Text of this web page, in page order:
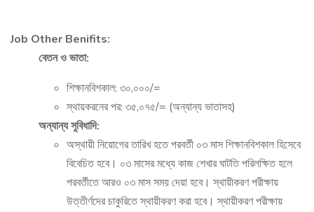
Job Other Benifits:
বেতন ও ভাতা:
শিক্ষানবিশকাল: ৩০,০০০/=
স্থায়করনের পর: ৩৫,০৭৫/= (অন্যান্য ভাতাসহ)
অন্যান্য সুবিধাদি:
অস্থায়ী নিয়োগের তারিখ হতে পরবর্তী ০৩ মাস শিক্ষানবিশকাল হিসেবে
বিবেচিত হবে। ০৩ মাসের মধ্যে কাজ শেখার ঘাটতি পরিলক্ষিত হলে
পরবর্তীতে আরও ০৩ মাস সময় দেয়া হবে। স্থায়ীকরণ পরীক্ষায়
উত্তীর্ণদের চাকুরিতে স্থায়ীকরণ করা হবে। স্থায়ীকরণ পরীক্ষায়